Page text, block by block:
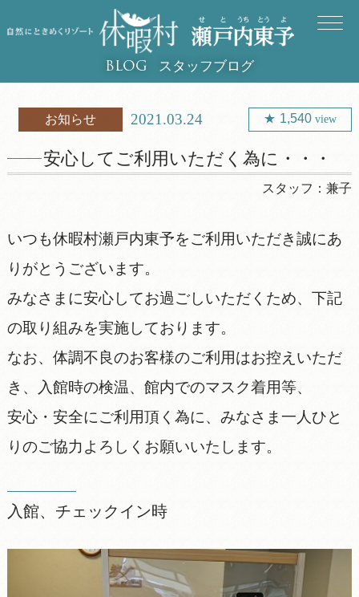
BLOG スタッフブログ
お知らせ 2021.03.24 1,540view
安心してご利用いただく為に・・・
スタッフ：兼子
いつも休暇村瀬戸内東予をご利用いただき誠にあ
りがとうございます。
みなさまに安心してお過ごしいただくため、下記
の取り組みを実施しております。
なお、体調不良のお客様のご利用はお控えいただ
き、入館時の検温、館内でのマスク着用等、
安心・安全にご利用頂く為に、みなさま一人ひと
りのご協力よろしくお願いいたします。
入館、チェックイン時